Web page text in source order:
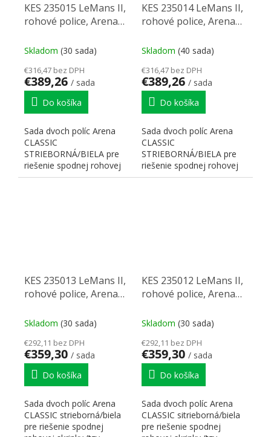
KES 235015 LeMans II,
rohové police, Arena
biela/strieborná
Skladom (30 sada)
€316,47 bez DPH
€389,26 / sada
Do košíka
Sada dvoch políc Arena
CLASSIC
STRIEBORNÁ/BIELA ​​pre
riešenie spodnej rohovej
skrinky (tzv. slepého rohu)
KES 235014 LeMans II,
rohové police, Arena
biela/strieborná
Skladom (40 sada)
€316,47 bez DPH
€389,26 / sada
Do košíka
Sada dvoch políc Arena
CLASSIC
STRIEBORNÁ/BIELA ​​pre
riešenie spodnej rohovej
skrinky (tzv. slepého rohu)
KES 235013 LeMans II,
rohové police, Arena
biela/strieborná
Skladom (30 sada)
€292,11 bez DPH
€359,30 / sada
Do košíka
Sada dvoch políc Arena
CLASSIC strieborná/biela
pre riešenie spodnej
KES 235012 LeMans II,
rohové police, Arena
biela/strieborná
Skladom (30 sada)
€292,11 bez DPH
€359,30 / sada
Do košíka
Sada dvoch políc Arena
CLASSIC sitrieborná/biela
pre riešenie spodnej